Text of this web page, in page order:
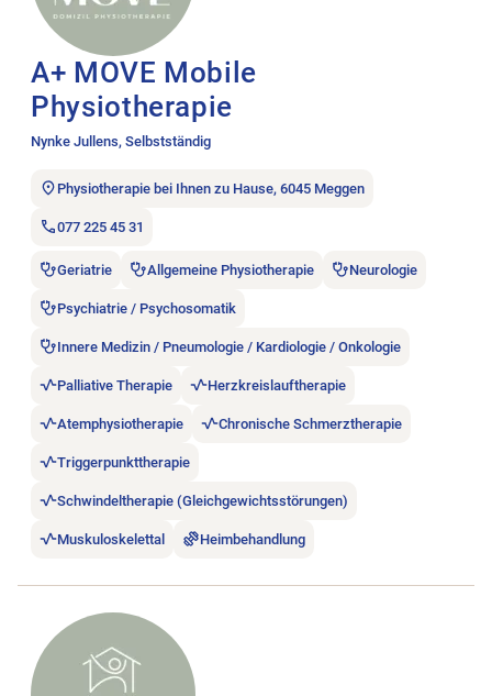
A+ MOVE Mobile
Physiotherapie
Nynke Jullens, Selbstständig
Physiotherapie bei Ihnen zu Hause, 6045 Meggen
077 225 45 31
Geriatrie Allgemeine Physiotherapie Neurologie
Psychiatrie / Psychosomatik
Innere Medizin / Pneumologie / Kardiologie / Onkologie
Palliative Therapie Herzkreislauftherapie
Atemphysiotherapie Chronische Schmerztherapie
Triggerpunkttherapie
Schwindeltherapie (Gleichgewichtsstörungen)
Muskuloskelettal Heimbehandlung